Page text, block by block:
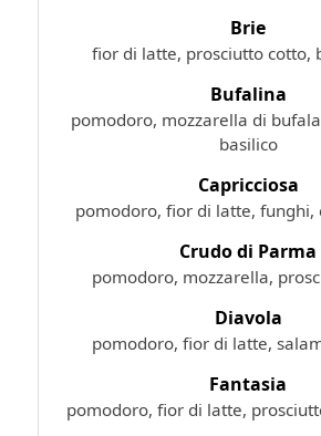
Brie
fior di latte, prosciutto cotto,
Bufalina
pomodoro, mozzarella di
basilico
Capricciosa
pomodoro, fior di latte, funghi,
Crudo di Parma
pomodoro, mozzarella,
Diavola
pomodoro, fior di latte,
Fantasia
pomodoro, fior di latte,